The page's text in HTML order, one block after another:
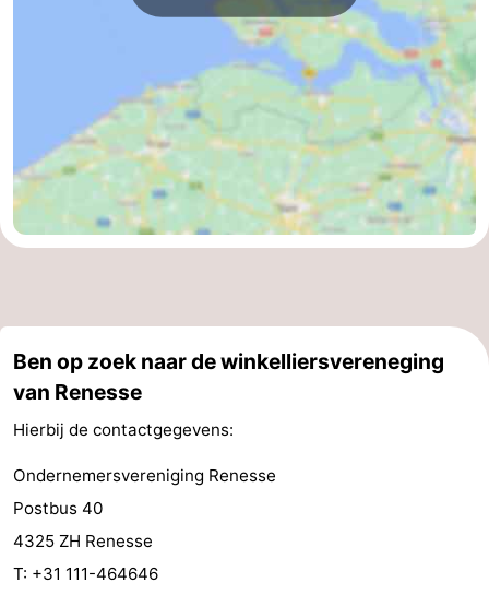
Ben op zoek naar de winkelliersvereneging
van Renesse
Hierbij de contactgegevens:
Ondernemersvereniging Renesse
Postbus 40
4325 ZH Renesse
T: +31 111-464646